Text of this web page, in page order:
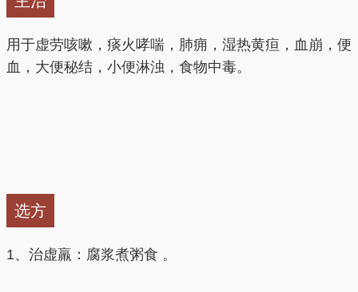
用于虚劳咳嗽，痰火哮喘，肺痈，湿热黄疸，血崩，便
血，大便秘结，小便淋浊，食物中毒。
选方
1、治虚羸：腐浆煮粥食 。